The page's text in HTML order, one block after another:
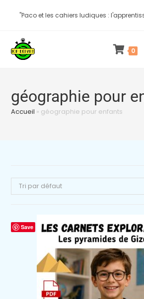
"Paco et les cahiers ludiques :
0
géographie pour
Accueil » géographie pour enfants
Tri par défaut
Save